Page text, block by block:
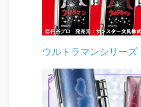
ウルトラマンシリーズ